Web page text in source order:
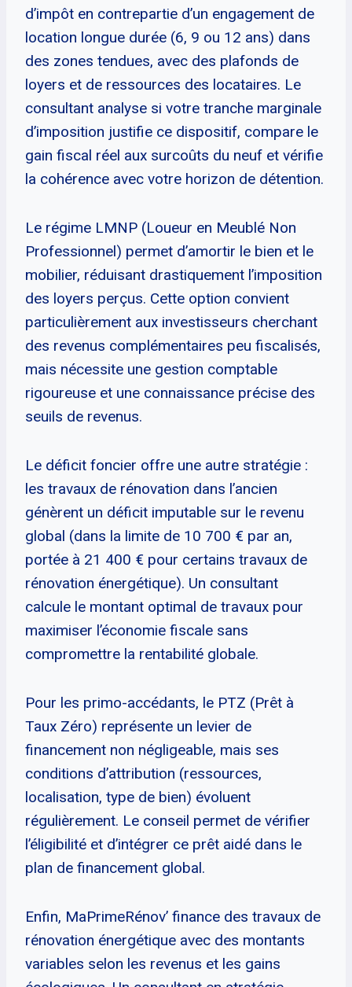
d’impôt en contrepartie d’un engagement de
location longue durée (6, 9 ou 12 ans) dans
des zones tendues, avec des plafonds de
loyers et de ressources des locataires. Le
consultant analyse si votre tranche marginale
d’imposition justifie ce dispositif, compare le
gain fiscal réel aux surcoûts du neuf et vérifie
la cohérence avec votre horizon de détention.
Le régime LMNP (Loueur en Meublé Non
Professionnel) permet d’amortir le bien et le
mobilier, réduisant drastiquement l’imposition
des loyers perçus. Cette option convient
particulièrement aux investisseurs cherchant
des revenus complémentaires peu fiscalisés,
mais nécessite une gestion comptable
rigoureuse et une connaissance précise des
seuils de revenus.
Le déficit foncier offre une autre stratégie :
les travaux de rénovation dans l’ancien
génèrent un déficit imputable sur le revenu
global (dans la limite de 10 700 € par an,
portée à 21 400 € pour certains travaux de
rénovation énergétique). Un consultant
calcule le montant optimal de travaux pour
maximiser l’économie fiscale sans
compromettre la rentabilité globale.
Pour les primo-accédants, le PTZ (Prêt à
Taux Zéro) représente un levier de
financement non négligeable, mais ses
conditions d’attribution (ressources,
localisation, type de bien) évoluent
régulièrement. Le conseil permet de vérifier
l’éligibilité et d’intégrer ce prêt aidé dans le
plan de financement global.
Enfin, MaPrimeRénov’ finance des travaux de
rénovation énergétique avec des montants
variables selon les revenus et les gains